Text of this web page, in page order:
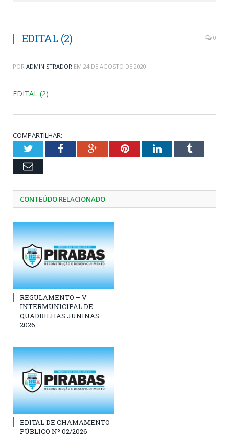
EDITAL (2) 0
POR ADMINISTRADOR EM 24 DE AGOSTO DE 2020
EDITAL (2)
COMPARTILHAR:
TwitterFacebookGoogle+PinterestLinkedInTumblr
Email
CONTEÚDO RELACIONADO
REGULAMENTO – V
INTERMUNICIPAL DE
QUADRILHAS JUNINAS
2026
EDITAL DE CHAMAMENTO
PÚBLICO Nº 02/2026